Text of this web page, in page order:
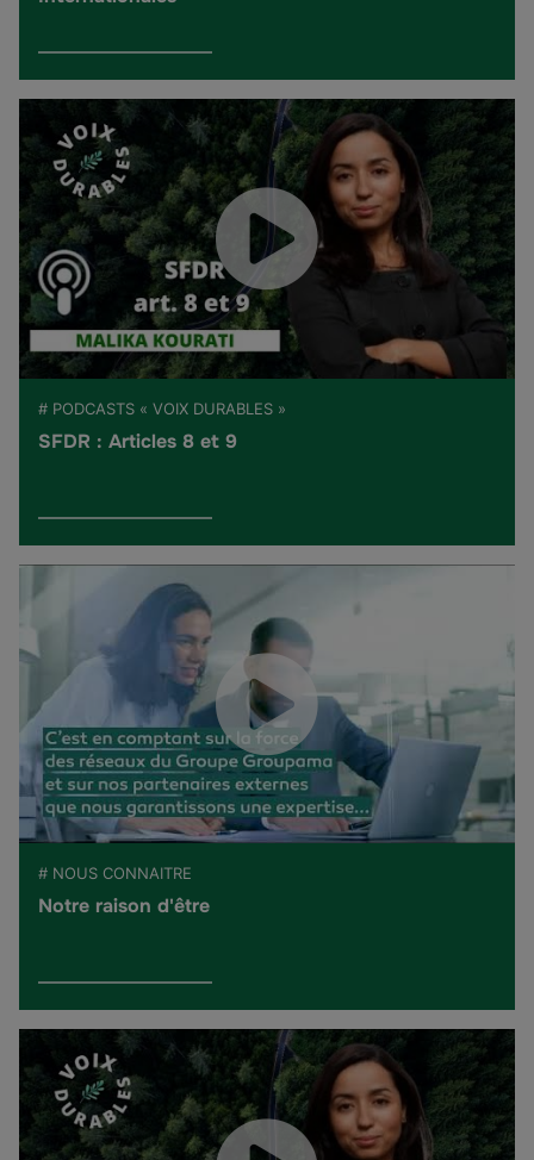
# PODCASTS « VOIX DURABLES »
SFDR : Articles 8 et 9
# NOUS CONNAITRE
Notre raison d'être